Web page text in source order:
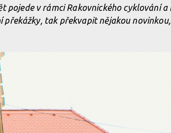
pojede v rámci Rakovnického cyklování
překážky, tak překvapit nějakou